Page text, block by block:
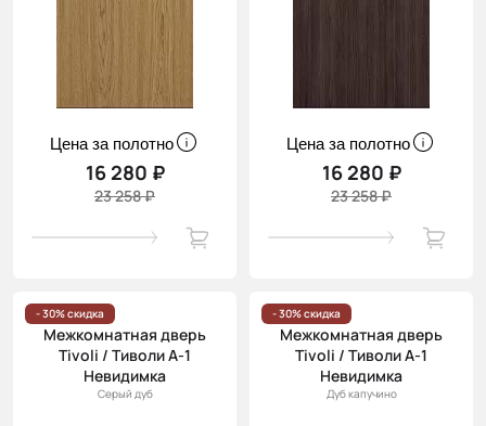
Цена за полотно
16 280 ₽
23 258 ₽
Цена за полотно
16 280 ₽
23 258 ₽
- 30% скидка
Межкомнатная дверь
Tivoli / Тиволи А-1
Невидимка
Серый дуб
- 30% скидка
Межкомнатная дверь
Tivoli / Тиволи А-1
Невидимка
Дуб капучино